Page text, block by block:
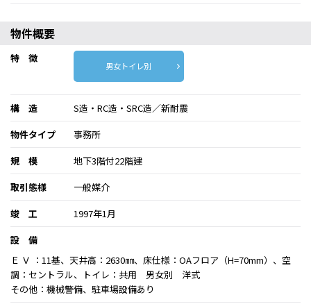
物件概要
特 徴
男女トイレ別
構 造
S造・RC造・SRC造／新耐震
物件タイプ
事務所
規 模
地下3階付22階建
取引態様
一般媒介
竣 工
1997年1月
設 備
Ｅ Ｖ ：11基、天井高：2630㎜、床仕様：OAフロア（H=70mm）、空
調：セントラル、トイレ：共用 男女別 洋式
その他：機械警備、駐車場設備あり